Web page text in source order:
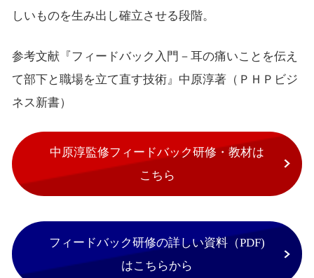
しいものを生み出し確立させる段階。
参考文献『フィードバック入門－耳の痛いことを伝え
て部下と職場を立て直す技術』中原淳著（ＰＨＰビジ
ネス新書）
中原淳監修フィードバック研修・教材は
こちら
フィードバック研修の詳しい資料（PDF)
はこちらから